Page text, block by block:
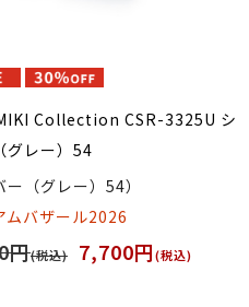
Collection CSR-3325U シ
グレー）54
ー（グレー）54）
ムバザール2026
円(税込) 7,700円(税込)